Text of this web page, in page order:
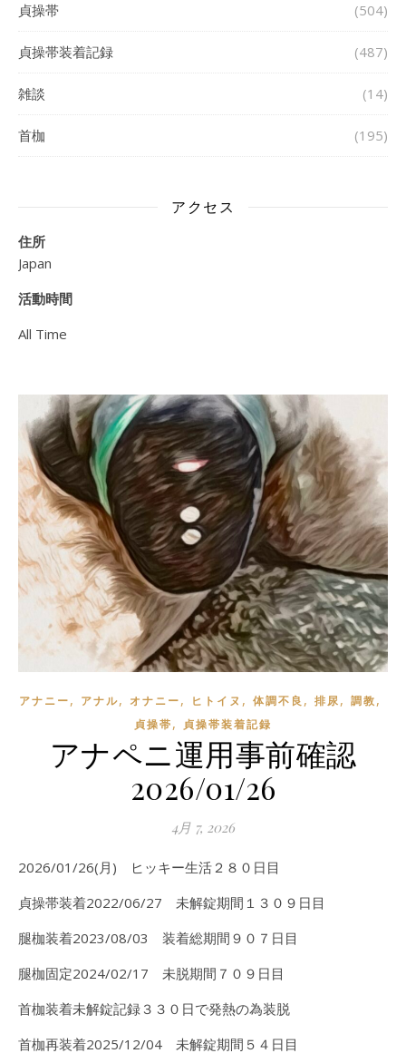
貞操帯 (504)
貞操帯装着記録 (487)
雑談 (14)
首枷 (195)
アクセス
住所
Japan
活動時間
All Time
アナニー, アナル, オナニー, ヒトイヌ , 体調不良 , 排尿, 調教,
貞操帯, 貞操帯装着記録
アナペニ運用事前確認
2026/01/26
4月 7, 2026
2026/01/26(月) ヒッキー生活２８０日目
貞操帯装着2022/06/27 未解錠期間１３０９日目
腿枷装着2023/08/03 装着総期間９０７日目
腿枷固定2024/02/17 未脱期間７０９日目
首枷装着未解錠記録３３０日で発熱の為装脱
首枷再装着2025/12/04 未解錠期間５４日目